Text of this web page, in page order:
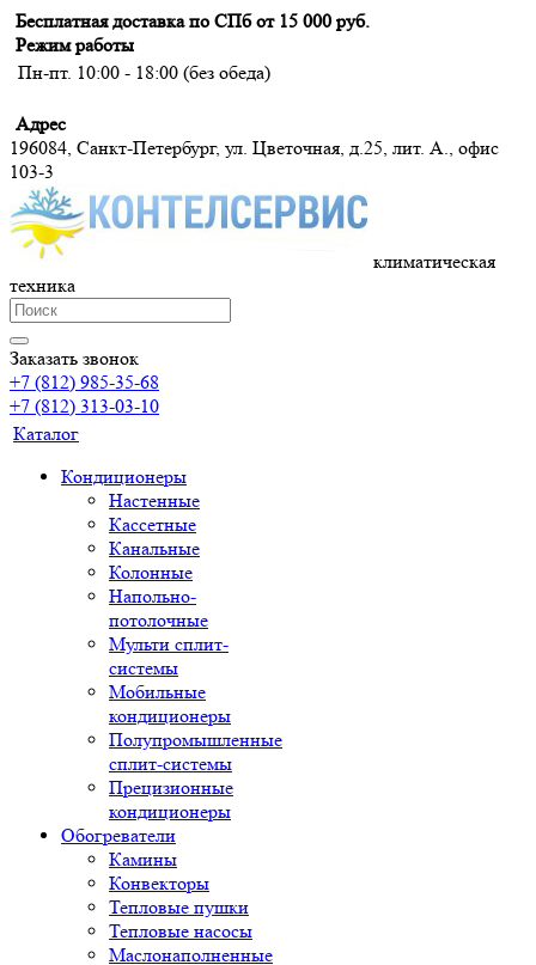
Бесплатная доставка по СПб от 15 000 руб.
Режим работы
Пн-пт. 10:00 - 18:00 (без обеда)
Адрес
196084, Санкт-Петербург, ул. Цветочная, д.25, лит. А., офис
103-3
климатическая
техника
Заказать звонок
+7 (812) 985-35-68
+7 (812) 313-03-10
Каталог
Кондиционеры
Настенные
Кассетные
Канальные
Колонные
Напольно-
потолочные
Мульти сплит-
системы
Мобильные
кондиционеры
Полупромышленные
сплит-системы
Прецизионные
кондиционеры
Обогреватели
Камины
Конвекторы
Тепловые пушки
Тепловые насосы
Маслонаполненные